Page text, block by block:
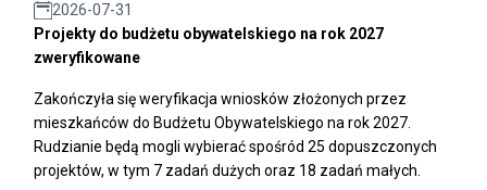
2026-07-31
Projekty do budżetu obywatelskiego na rok 2027
zweryfikowane
Zakończyła się weryfikacja wniosków złożonych przez
mieszkańców do Budżetu Obywatelskiego na rok 2027.
Rudzianie będą mogli wybierać spośród 25 dopuszczonych
projektów, w tym 7 zadań dużych oraz 18 zadań małych.